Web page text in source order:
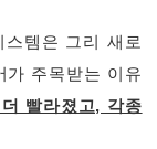
스템은 그리 새로
가 주목받는 이유
빨라졌고, 각종